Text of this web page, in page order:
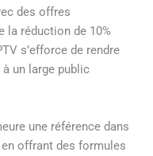
des offres
la réduction de 10%
s’efforce de rendre
un large public
une référence dans
offrant des formules